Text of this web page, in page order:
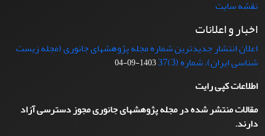
نقشه سایت
اخبار و اعلانات
اعلان انتشار جدیدترین شماره مجله پژوهشهای جانوری (مجله زیست
شناسی ایران)، شماره (3)37
1403-09-04
اطلاعات کپی رایت
مقالات منتشر شده در مجله پژوهشهای جانوری مجوز دسترسی آزاد
دارند.